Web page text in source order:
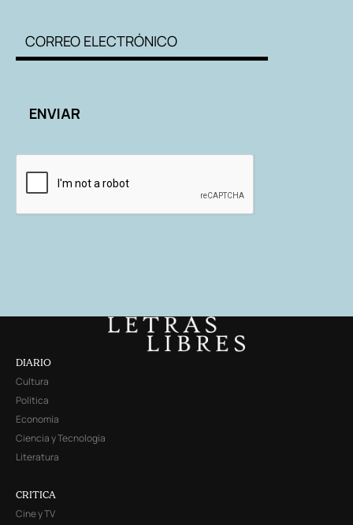
DIARIO
Cultura
Política
Economía
Ciencia y Tecnología
Literatura
CRITICA
Cine y TV